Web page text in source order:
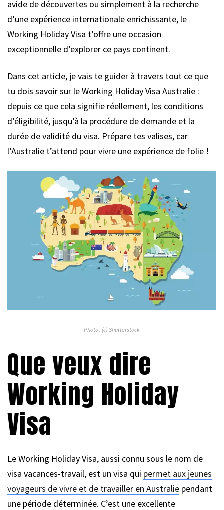
avide de découvertes ou simplement à la recherche
d’une expérience internationale enrichissante, le
Working Holiday Visa t’offre une occasion
exceptionnelle d’explorer ce pays continent.
Dans cet article, je vais te guider à travers tout ce que
tu dois savoir sur le Working Holiday Visa Australie :
depuis ce que cela signifie réellement, les conditions
d’éligibilité, jusqu’à la procédure de demande et la
durée de validité du visa. Prépare tes valises, car
l’Australie t’attend pour vivre une expérience de folie !
Photo : (c) Shutterstock
Que veux dire
Working Holiday
Visa
Le Working Holiday Visa, aussi connu sous le nom de
visa vacances-travail, est un visa qui permet aux jeunes
voyageurs de vivre et de travailler en Australie pendant
une période déterminée. C’est une excellente